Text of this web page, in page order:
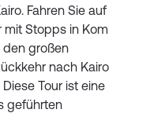
Fahren Sie auf
mit Stopps in Kom
den großen
nach Kairo
Tour ist eine
geführten